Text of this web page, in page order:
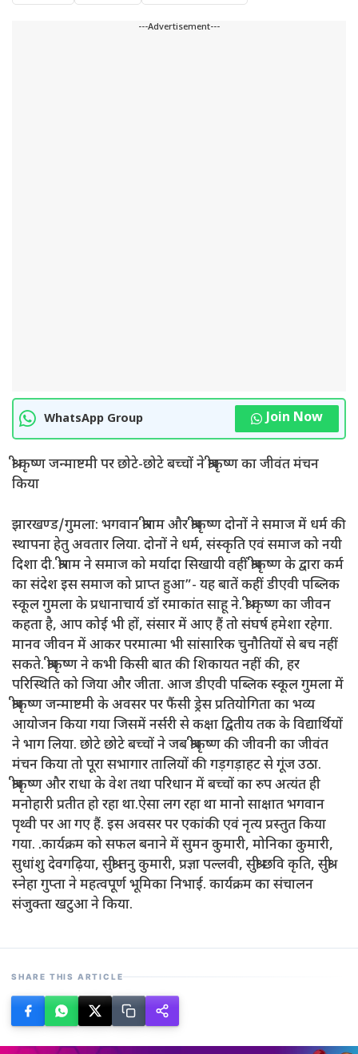
---Advertisement---
WhatsApp Group Join Now
श्री कृष्ण जन्माष्टमी पर छोटे-छोटे बच्चों ने श्रीकृष्ण का जीवंत मंचन
किया
झारखण्ड/गुमला: भगवान श्रीराम और श्रीकृष्ण दोनों ने समाज में धर्म की
स्थापना हेतु अवतार लिया. दोनों ने धर्म, संस्कृति एवं समाज को नयी
दिशा दी. श्रीराम ने समाज को मर्यादा सिखायी वहीं श्रीकृष्ण के द्वारा कर्म
का संदेश इस समाज को प्राप्त हुआ”- यह बातें कहीं डीएवी पब्लिक
स्कूल गुमला के प्रधानाचार्य डॉ रमाकांत साहू ने. श्री कृष्ण का जीवन
कहता है, आप कोई भी हों, संसार में आए हैं तो संघर्ष हमेशा रहेगा.
मानव जीवन में आकर परमात्मा भी सांसारिक चुनौतियों से बच नहीं
सकते. श्रीकृष्ण ने कभी किसी बात की शिकायत नहीं की, हर
परिस्थिति को जिया और जीता. आज डीएवी पब्लिक स्कूल गुमला में
श्रीकृष्ण जन्माष्टमी के अवसर पर फैंसी ड्रेस प्रतियोगिता का भव्य
आयोजन किया गया जिसमें नर्सरी से कक्षा द्वितीय तक के विद्यार्थियों
ने भाग लिया. छोटे छोटे बच्चों ने जब श्रीकृष्ण की जीवनी का जीवंत
मंचन किया तो पूरा सभागार तालियों की गड़गड़ाहट से गूंज उठा.
श्रीकृष्ण और राधा के वेश तथा परिधान में बच्चों का रुप अत्यंत ही
मनोहारी प्रतीत हो रहा था.ऐसा लग रहा था मानो साक्षात भगवान
पृथ्वी पर आ गए हैं. इस अवसर पर एकांकी एवं नृत्य प्रस्तुत किया
गया. .कार्यक्रम को सफल बनाने में सुमन कुमारी, मोनिका कुमारी,
सुधांशु देवगढ़िया, सुश्री तनु कुमारी, प्रज्ञा पल्लवी, सुश्री छवि कृति, सुश्री
स्नेहा गुप्ता ने महत्वपूर्ण भूमिका निभाई. कार्यक्रम का संचालन
संजुक्ता खटुआ ने किया.
SHARE THIS ARTICLE